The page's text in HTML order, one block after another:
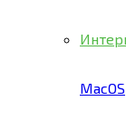
MacOS